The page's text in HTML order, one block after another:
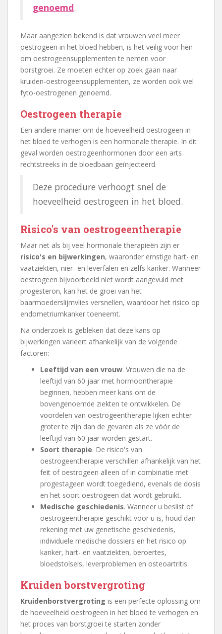
genoemd.
Maar aangezien bekend is dat vrouwen veel meer
oestrogeen in het bloed hebben, is het veilig voor hen
om oestrogeensupplementen te nemen voor
borstgroei. Ze moeten echter op zoek gaan naar
kruiden-oestrogeensupplementen, ze worden ook wel
fyto-oestrogenen genoemd.
Oestrogeen therapie
Een andere manier om de hoeveelheid oestrogeen in
het bloed te verhogen is een hormonale therapie. In dit
geval worden oestrogeenhormonen door een arts
rechtstreeks in de bloedbaan geïnjecteerd.
Deze procedure verhoogt snel de
hoeveelheid oestrogeen in het bloed.
Risico's van oestrogeentherapie
Maar net als bij veel hormonale therapieën zijn er
risico's en bijwerkingen, waaronder ernstige hart- en
vaatziekten, nier- en leverfalen en zelfs kanker. Wanneer
oestrogeen bijvoorbeeld niet wordt aangevuld met
progesteron, kan het de groei van het
baarmoederslijmvlies versnellen, waardoor het risico op
endometriumkanker toeneemt.
Na onderzoek is gebleken dat deze kans op
bijwerkingen varieert afhankelijk van de volgende
factoren:
Leeftijd van een vrouw. Vrouwen die na de
leeftijd van 60 jaar met hormoontherapie
beginnen, hebben meer kans om de
bovengenoemde ziekten te ontwikkelen. De
voordelen van oestrogeentherapie lijken echter
groter te zijn dan de gevaren als ze vóór de
leeftijd van 60 jaar worden gestart.
Soort therapie. De risico's van
oestrogeentherapie verschillen afhankelijk van het
feit of oestrogeen alleen of in combinatie met
progestageen wordt toegediend, evenals de dosis
en het soort oestrogeen dat wordt gebruikt.
Medische geschiedenis. Wanneer u beslist of
oestrogeentherapie geschikt voor u is, houd dan
rekening met uw genetische geschiedenis,
individuele medische dossiers en het risico op
kanker, hart- en vaatziekten, beroertes,
bloedstolsels, leverproblemen en osteoartritis.
Kruiden borstvergroting
Kruidenborstvergroting is een perfecte oplossing om
de hoeveelheid oestrogeen in het bloed te verhogen en
het proces van borstgroei te starten zonder